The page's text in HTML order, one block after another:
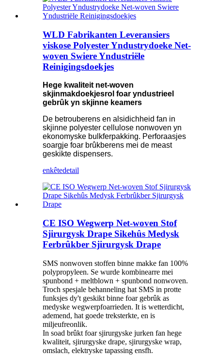
WLD Fabrikanten Leveransiers
viskose Polyester Yndustrydoeke Net-
woven Swiere Yndustriële
Reinigingsdoekjes
Hege kwaliteit net-woven
skjinmakdoekjesrol foar yndustrieel
gebrûk yn skjinne keamers
De betrouberens en alsidichheid fan in
skjinne polyester cellulose nonwoven yn
ekonomyske bulkferpakking. Perforaasjes
soargje foar brûkberens mei de meast
geskikte dispensers.
enkêtedetail
CE ISO Wegwerp Net-woven Stof
Sjirurgysk Drape Sikehûs Medysk
Ferbrûkber Sjirurgysk Drape
SMS nonwoven stoffen binne makke fan 100%
polypropyleen. Se wurde kombinearre mei
spunbond + meltblown + spunbond nonwoven.
Troch spesjale behanneling hat SMS in protte
funksjes dy't geskikt binne foar gebrûk as
medyske wegwerpfoarrieden. It is wetterdicht,
ademend, hat goede treksterkte, en is
miljeufreonlik.
In soad brûkt foar sjirurgyske jurken fan hege
kwaliteit, sjirurgyske drape, sjirurgyske wrap,
omslach, elektryske tapassing ensfh.